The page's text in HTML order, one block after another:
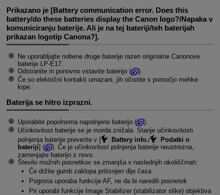
Prikazano je [Battery communication error. Does this
battery/do these batteries display the Canon logo?/Napaka v
komuniciranju baterije. Ali je na tej bateriji/teh baterijah
prikazan logotip Canona?].
Ne uporabljajte nobene druge baterije razen originalne Canonove
baterije LP-E17.
Odstranite in ponovno vstavite baterijo (
).
Če so električni kontakti umazani, jih očistite s pomočjo mehke
krpe.
Baterija se hitro izprazni.
Uporabite popolnoma napolnjeno baterijo (
).
Učinkovitost baterije se je morda znižala. Stanje učinkovitosti
polnjenja baterije preverite v [
: Battery info./ : Podatki o
bateriji] (
). Če je učinkovitost polnjenja baterije neustrezna,
zamenjajte baterijo z novo.
Število možnih posnetkov se zmanjša v naslednjih okoliščinah:
Če držite gumb zaklopa pritisnjen dlje časa
Pogosta uporaba funkcije AF, ne da bi naredili posnetek
Pri uporabi funkcije Image Stabilizer (stabilizator slike) objektiva